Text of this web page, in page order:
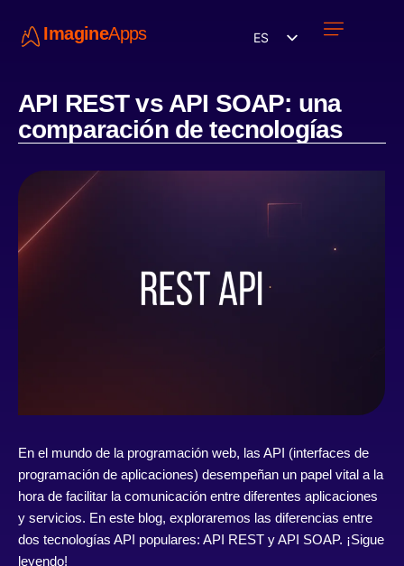
ImagineApps ES
API REST vs API SOAP: una
comparación de tecnologías
En el mundo de la programación web, las API (interfaces de
programación de aplicaciones) desempeñan un papel vital a la
hora de facilitar la comunicación entre diferentes aplicaciones
y servicios. En este blog, exploraremos las diferencias entre
dos tecnologías API populares: API REST y API SOAP. ¡Sigue
leyendo!